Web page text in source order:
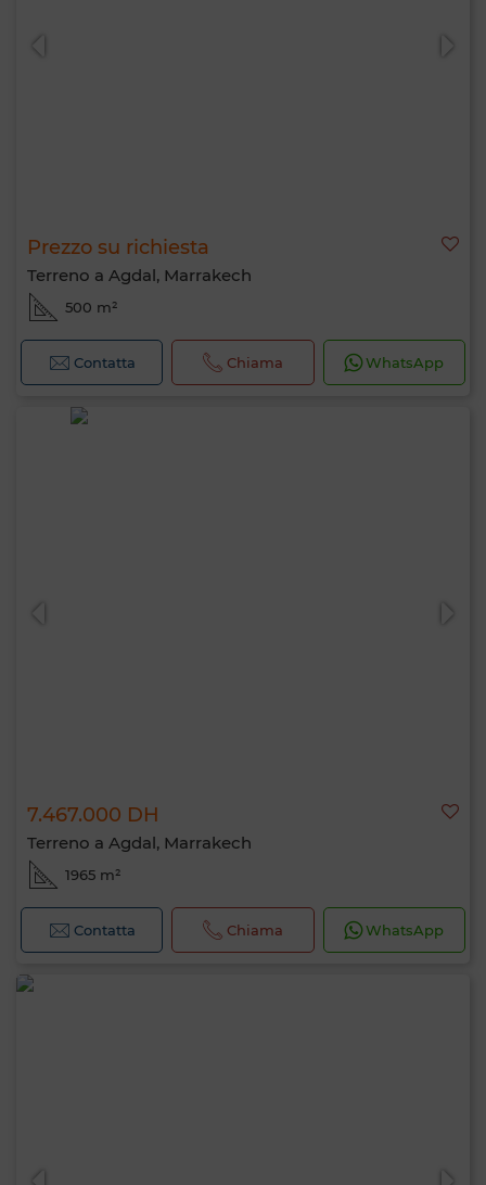
Prezzo su richiesta
Terreno a Agdal, Marrakech
500 m²
Contatta Chiama WhatsApp
7.467.000 DH
Terreno a Agdal, Marrakech
1965 m²
Contatta Chiama WhatsApp